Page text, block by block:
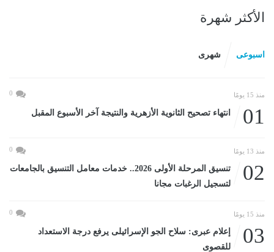
الأكثر شهرة
اسبوعى شهرى
منذ 15 يومًا 0
01 انتهاء تصحيح الثانوية الأزهرية والنتيجة آخر الأسبوع المقبل
منذ 13 يومًا 0
02
تنسيق المرحلة الأولى 2026.. خدمات معامل التنسيق بالجامعات
لتسجيل الرغبات مجانا
منذ 15 يومًا 0
03
إعلام عبرى: سلاح الجو الإسرائيلى يرفع درجة الاستعداد
للقصوى